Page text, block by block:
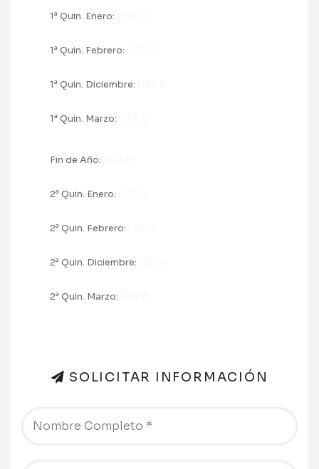
1a Quin. Enero:
1a Quin. Febrero:
1a Quin. Diciembre:
1a Quin. Marzo:
Fin de Año:
2a Quin. Enero:
2a Quin. Febrero:
2a Quin. Diciembre:
2a Quin. Marzo:
SOLICITAR INFORMACIÓN